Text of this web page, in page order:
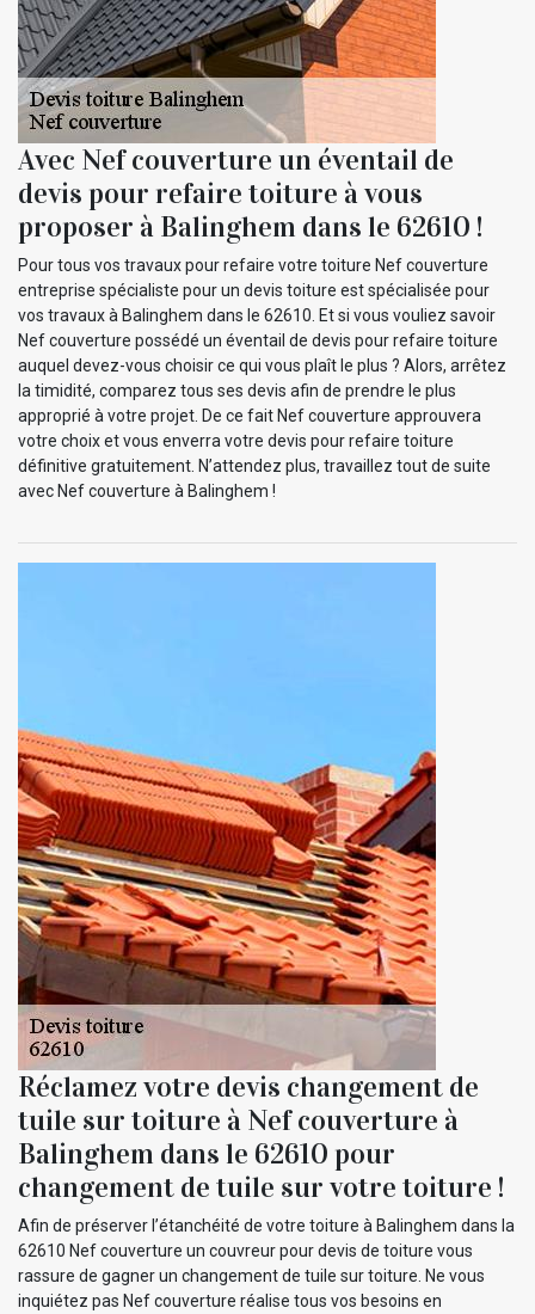
Avec Nef couverture un éventail de
devis pour refaire toiture à vous
proposer à Balinghem dans le 62610 !
Pour tous vos travaux pour refaire votre toiture Nef couverture
entreprise spécialiste pour un devis toiture est spécialisée pour
vos travaux à Balinghem dans le 62610. Et si vous vouliez savoir
Nef couverture possédé un éventail de devis pour refaire toiture
auquel devez-vous choisir ce qui vous plaît le plus ? Alors, arrêtez
la timidité, comparez tous ses devis afin de prendre le plus
approprié à votre projet. De ce fait Nef couverture approuvera
votre choix et vous enverra votre devis pour refaire toiture
définitive gratuitement. N’attendez plus, travaillez tout de suite
avec Nef couverture à Balinghem !
Réclamez votre devis changement de
tuile sur toiture à Nef couverture à
Balinghem dans le 62610 pour
changement de tuile sur votre toiture !
Afin de préserver l’étanchéité de votre toiture à Balinghem dans la
62610 Nef couverture un couvreur pour devis de toiture vous
rassure de gagner un changement de tuile sur toiture. Ne vous
inquiétez pas Nef couverture réalise tous vos besoins en